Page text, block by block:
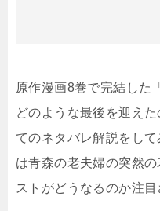
原作漫画8巻で完結した
どのような最後を迎え
てのネタバレ解説をし
は青森の老夫婦の突然
ストがどうなるのか注目